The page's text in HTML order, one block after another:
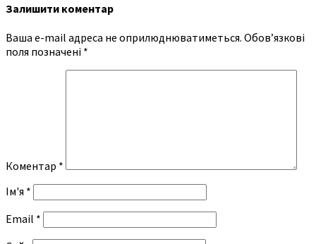
Залишити коментар
Ваша e-mail адреса не оприлюднюватиметься. Обов’язкові
поля позначені *
Коментар *
Ім'я *
Email *